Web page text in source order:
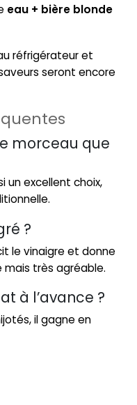
eau + bière blonde
réfrigérateur et
seront encore
morceau que
un excellent choix,
?
le vinaigre et donne
très agréable.
à l’avance ?
il gagne en